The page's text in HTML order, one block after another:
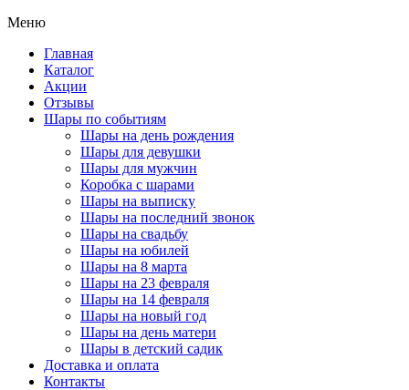
Меню
Главная
Каталог
Акции
Отзывы
Шары по событиям
Шары на день рождения
Шары для девушки
Шары для мужчин
Коробка с шарами
Шары на выписку
Шары на последний звонок
Шары на свадьбу
Шары на юбилей
Шары на 8 марта
Шары на 23 февраля
Шары на 14 февраля
Шары на новый год
Шары на день матери
Шары в детский садик
Доставка и оплата
Контакты